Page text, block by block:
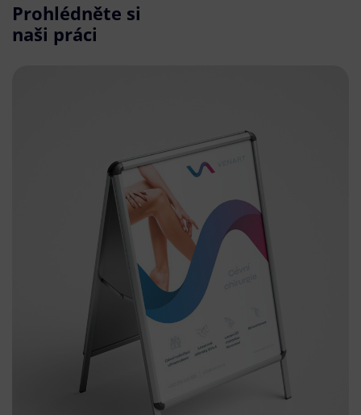
Prohlédněte si
naši práci